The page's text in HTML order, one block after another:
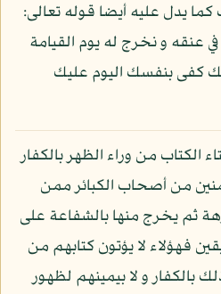
يدل عليه أيضا قوله تعالى:
عنقه و نخرج له يوم القيامة
كفى بنفسك اليوم عليك
الكتاب من وراء الظهر بالكفار
من أصحاب الكبائر ممن
ثم يخرج منها بالشفاعة على
فهؤلاء لا يؤتون كتابهم من
و لا بيمينهم لظهور